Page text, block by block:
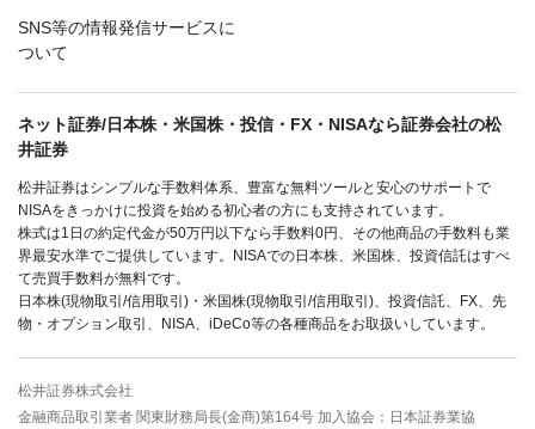
SNS等の情報発信サービスに
ついて
ネット証券/日本株・米国株・投信・FX・NISAなら証券会社の松
井証券
松井証券はシンプルな手数料体系、豊富な無料ツールと安心のサポートで
NISAをきっかけに投資を始める初心者の方にも支持されています。
株式は1日の約定代金が50万円以下なら手数料0円、その他商品の手数料も業
界最安水準でご提供しています。NISAでの日本株、米国株、投資信託はすべ
て売買手数料が無料です。
日本株(現物取引/信用取引)・米国株(現物取引/信用取引)、投資信託、FX、先
物・オプション取引、NISA、iDeCo等の各種商品をお取扱いしています。
松井証券株式会社
金融商品取引業者 関東財務局長(金商)第164号 加入協会：日本証券業協